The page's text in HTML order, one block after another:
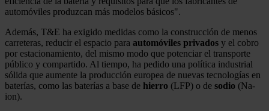
automóviles produzcan más modelos básicos".
Además, T&E ha exigido medidas como la construcción de menos
carreteras, reducir el espacio para automóviles privados y el cobro
por estacionamiento, del mismo modo que potenciar el transporte
público y compartido. Al tiempo, ha pedido una política industrial
sólida que aumente la producción europea de nuevas tecnologías en
baterías, como las baterías a base de hierro (LFP) o de sodio (Na-
ion).